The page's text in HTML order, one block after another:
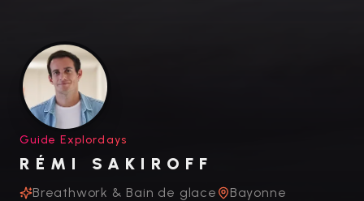
Guide Explordays
RÉMI SAKIROFF
Breathwork & Bain de glace Bayonne